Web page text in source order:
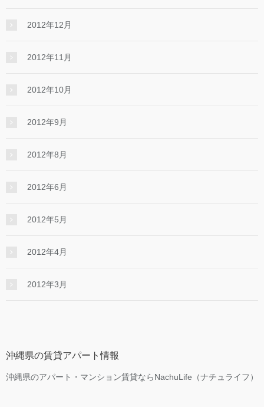
2012年12月
2012年11月
2012年10月
2012年9月
2012年8月
2012年6月
2012年5月
2012年4月
2012年3月
沖縄県の賃貸アパート情報
沖縄県のアパート・マンション賃貸ならNachuLife（ナチュライフ）